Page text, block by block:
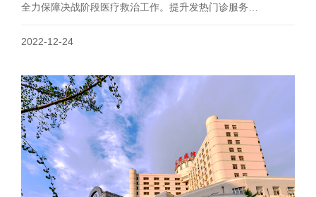
全力保障决战阶段医疗救治工作。提升发热门诊服务…
2022-12-24